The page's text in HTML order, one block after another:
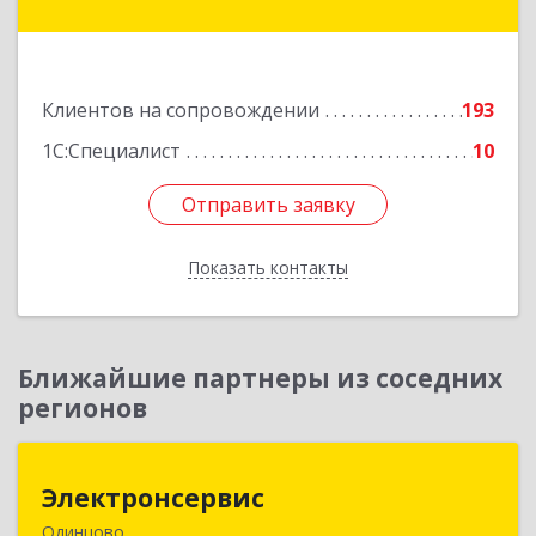
Клиентов на сопровождении
193
1С:Специалист
10
Отправить заявку
Показать контакты
Отправить заявку
Назад
Ближайшие партнеры из соседних
регионов
Электронсервис
Одинцово